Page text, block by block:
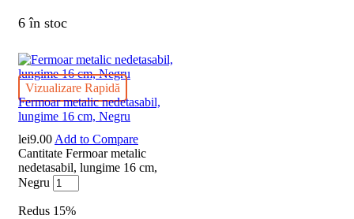
6 în stoc
Vizualizare Rapidă
Fermoar metalic nedetasabil,
lungime 16 cm, Negru
lei9.00 Add to Compare
Cantitate Fermoar metalic
nedetasabil, lungime 16 cm,
Negru
Redus 15%